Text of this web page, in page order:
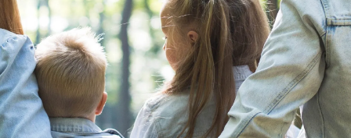
المناسبات
المقالات
حول علمتني كنز